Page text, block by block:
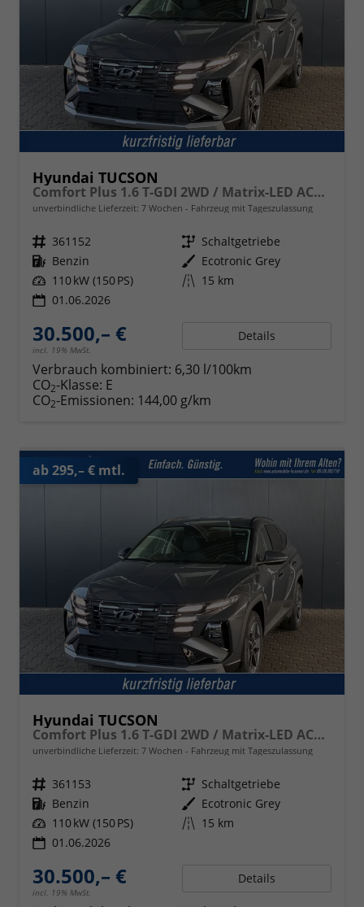
Hyundai TUCSON
Comfort Plus 1.6 T-GDI 2WD / Matrix-LED ACC Shz vo+hi + Lenkradheizung Elek. Heck Alu 18"
unverbindliche Lieferzeit: 7 Wochen Fahrzeug mit Tageszulassung
Fahrzeugnr. 361152 Getriebe Schaltgetriebe
Kraftstoff Benzin Außenfarbe Ecotronic Grey
Leistung 110 kW (150 PS) Kilometerstand 15 km
01.06.2026
30.500,– €
incl. 19% MwSt.
Details
Verbrauch kombiniert: 6,30 l/100km
CO2-Klasse: E
CO2-Emissionen: 144,00 g/km
ab 295,– € mtl.
Hyundai TUCSON
Comfort Plus 1.6 T-GDI 2WD / Matrix-LED ACC Shz vo+hi + Lenkradheizung Elek. Heck Alu 18"
unverbindliche Lieferzeit: 7 Wochen Fahrzeug mit Tageszulassung
Fahrzeugnr. 361153 Getriebe Schaltgetriebe
Kraftstoff Benzin Außenfarbe Ecotronic Grey
Leistung 110 kW (150 PS) Kilometerstand 15 km
01.06.2026
30.500,– €
incl. 19% MwSt.
Details